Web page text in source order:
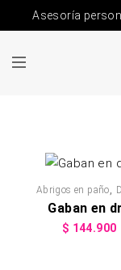
Asesoría
Abrigos en paño,
Gaban en
$ 144.900